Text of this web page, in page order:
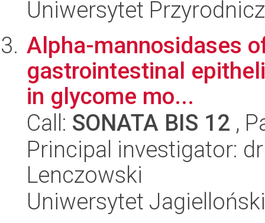
Uniwersytet
Alpha-mannosidases
gastrointestinal
in glycome mo...
Call: SONATA BIS 12 ,
Principal investigator:
Lenczowski
Uniwersytet